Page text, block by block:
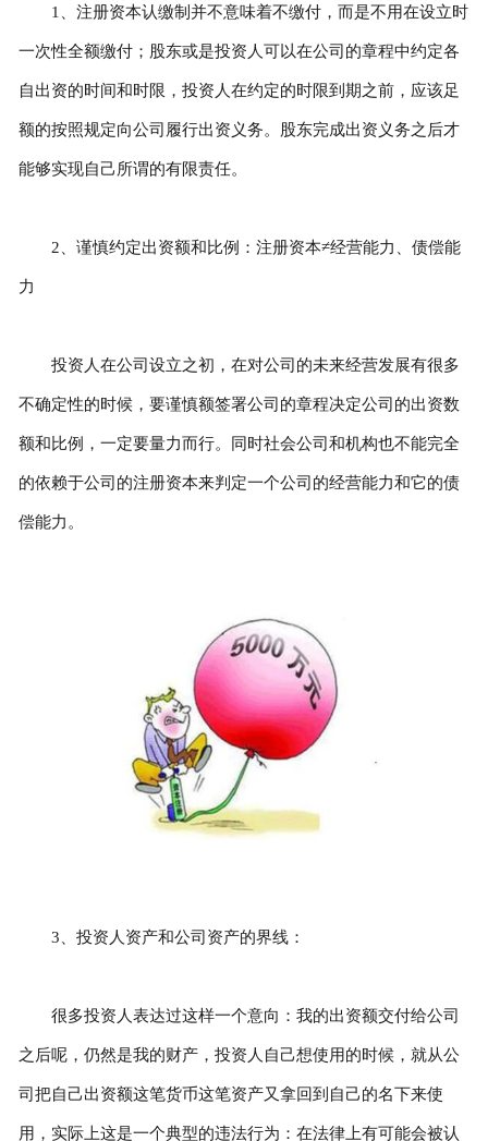
1、注册资本认缴制并不意味着不缴付，而是不用在设立时
一次性全额缴付；股东或是投资人可以在公司的章程中约定各
自出资的时间和时限，投资人在约定的时限到期之前，应该足
额的按照规定向公司履行出资义务。股东完成出资义务之后才
能够实现自己所谓的有限责任。
2、谨慎约定出资额和比例：注册资本≠经营能力、债偿能
力
投资人在公司设立之初，在对公司的未来经营发展有很多
不确定性的时候，要谨慎额签署公司的章程决定公司的出资数
额和比例，一定要量力而行。同时社会公司和机构也不能完全
的依赖于公司的注册资本来判定一个公司的经营能力和它的债
偿能力。
3、投资人资产和公司资产的界线：
很多投资人表达过这样一个意向：我的出资额交付给公司
之后呢，仍然是我的财产，投资人自己想使用的时候，就从公
司把自己出资额这笔货币这笔资产又拿回到自己的名下来使
用，实际上这是一个典型的违法行为：在法律上有可能会被认